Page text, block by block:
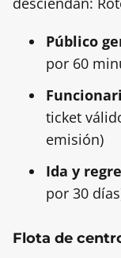
Público
por 60
ticket
emisión)
Ida y
por 30
Flota de